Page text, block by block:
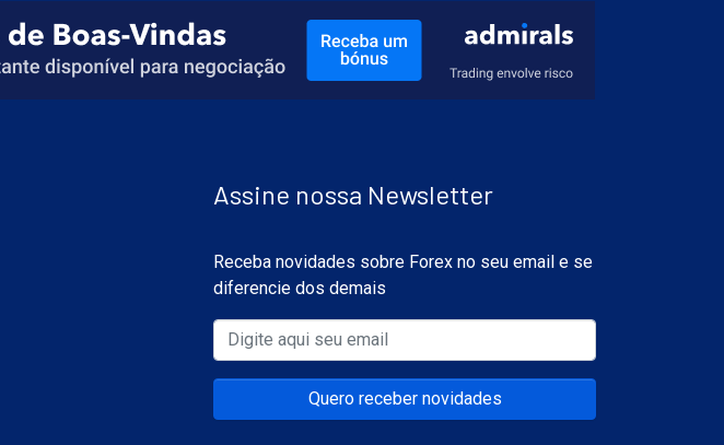
Assine nossa Newsletter
Receba novidades sobre Forex no seu email e se
diferencie dos demais
Quero receber novidades